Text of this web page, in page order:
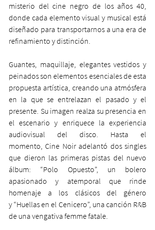
misterio del cine negro de los años 40,
donde cada elemento visual y musical está
diseñado para transportarnos a una era de
refinamiento y distinción.
Guantes, maquillaje, elegantes vestidos y
peinados son elementos esenciales de esta
propuesta artística, creando una atmósfera
en la que se entrelazan el pasado y el
presente. Su imagen realza su presencia en
el escenario y enriquece la experiencia
audiovisual del disco. Hasta el
momento, Cine Noir adelantó dos singles
que dieron las primeras pistas del nuevo
álbum: “Polo Opuesto”, un bolero
apasionado y atemporal que rinde
homenaje a los clásicos del género
y “Huellas en el Cenicero”, una canción R&B
de una vengativa femme fatale.